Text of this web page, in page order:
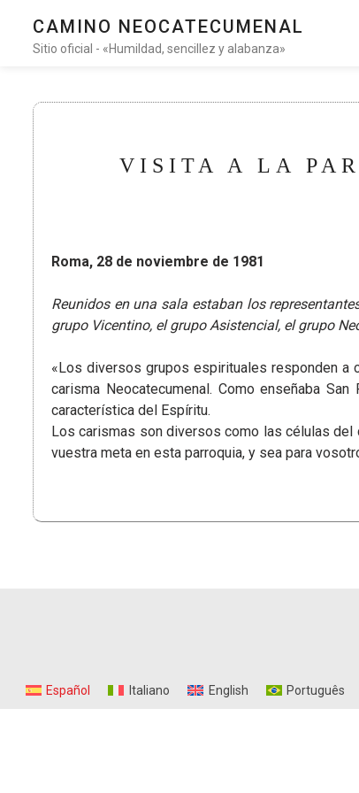
CAMINO NEOCATECUMENAL
Sitio oficial - «Humildad, sencillez y alabanza»
VISITA A LA
Roma, 28 de noviembre de 1981
Reunidos en una sala estaban los
grupo Vicentino, el grupo Asistencial, el grupo
«Los diversos grupos espirituales responden a
carisma Neocatecumenal. Como enseñaba
característica del Espíritu.
Los carismas son diversos como las células del
vuestra meta en esta parroquia, y sea para
Español Italiano English Português